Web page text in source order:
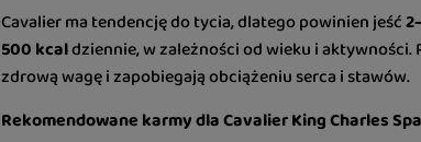
Cavalier ma tendencję do tycia, dlatego powinien jeść
500 kcaldziennie, w zależności od wieku i
zdrową wagę i zapobiegają obciążeniu serca i stawów.
Rekomendowane karmy dla Cavalier King Charles